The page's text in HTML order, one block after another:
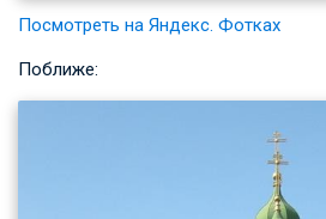
Посмотреть на Яндекс. Фотках
Поближе: